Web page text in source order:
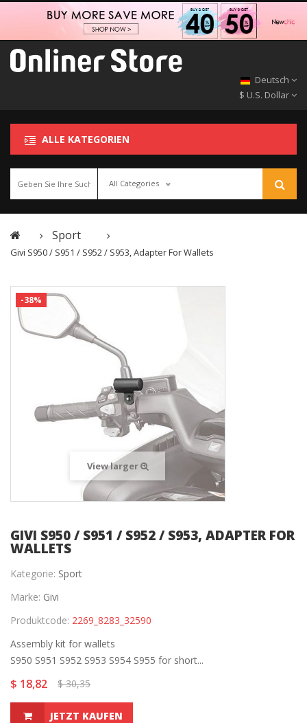
Deutsch
$ U.S. Dollar
ALLE KATEGORIEN
All Categories
Sport
Givi S950 / S951 / S952 / S953, Adapter For Wallets
-38%
View larger
GIVI S950 / S951 / S952 / S953, ADAPTER FOR
WALLETS
Kategorie: Sport
Marke: Givi
Produktcode: 2269_8283_32590
Assembly kit for wallets
S950 S951 S952 S953 S954 S955 for short...
$ 18,82 $ 30,35
JETZT KAUFEN